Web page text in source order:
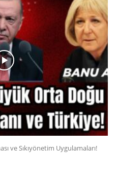
ve Sıkıyönetim Uygulamaları!